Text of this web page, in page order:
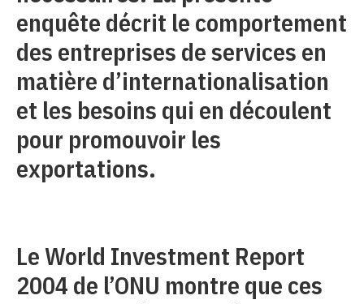
enquête décrit le comportement
des entreprises de services en
matière d’internationalisation
et les besoins qui en découlent
pour promouvoir les
exportations.
Le World Investment Report
2004 de l’ONU montre que ces